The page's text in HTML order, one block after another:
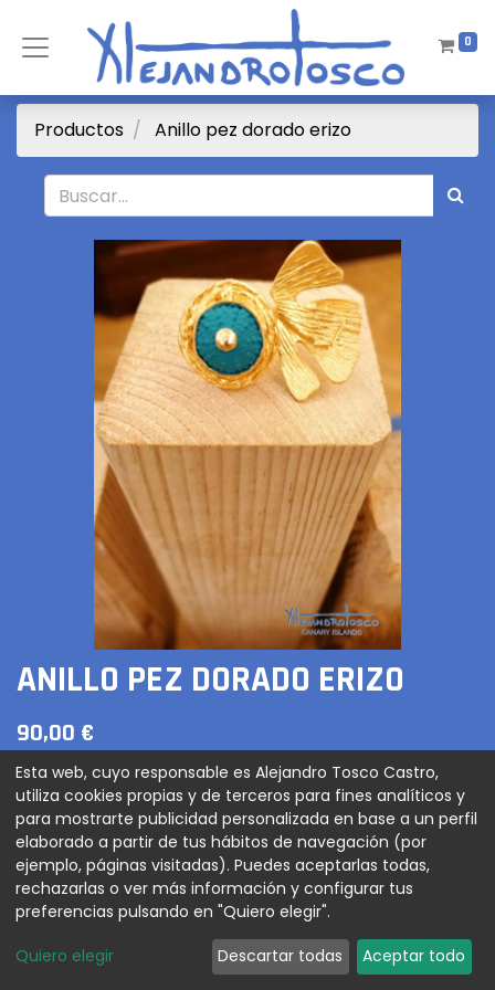
0
Productos Anillo pez dorado erizo
ANILLO PEZ DORADO ERIZO
90,00 €
AGREGAR AL CARRITO
Anillo baño de oro forma de pez y erizo pintado a
Esta web, cuyo responsable es Alejandro Tosco Castro,
utiliza cookies propias y de terceros para fines analíticos y
para mostrarte publicidad personalizada en base a un perfil
elaborado a partir de tus hábitos de navegación (por
ejemplo, páginas visitadas). Puedes aceptarlas todas,
rechazarlas o ver más información y configurar tus
preferencias pulsando en "Quiero elegir".
Quiero elegir Descartar todas Aceptar todo